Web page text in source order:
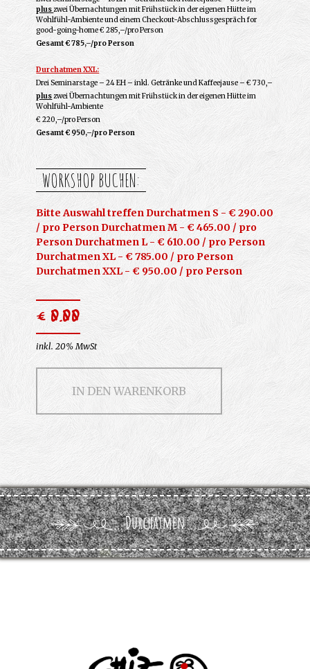
pluszwei Übernachtungen mit Frühstück in der eigenen Hütte im
Wohlfühl-Ambiente und einem Checkout-Abschlussgespräch for
good-going-home € 285,–/pro Person
Gesamt € 785,–/pro Person
Durchatmen XXL:
Drei Seminarstage – 24 EH – inkl. Getränke und Kaffeejause – € 730,–
pluszwei Übernachtungen mit Frühstück in der eigenen Hütte im
Wohlfühl-Ambiente
€ 220,–/pro Person
Gesamt € 950,–/pro Person
WORKSHOP BUCHEN:
Bitte Auswahl treffen Durchatmen S - € 290.00
/ pro Person Durchatmen M - € 465.00 / pro
Person Durchatmen L - € 610.00 / pro Person
Durchatmen XL - € 785.00 / pro Person
Durchatmen XXL - € 950.00 / pro Person
€ 0.00
inkl. 20% MwSt
IN DEN WARENKORB